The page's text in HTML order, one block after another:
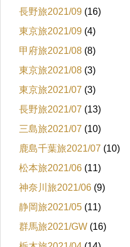
長野旅2021/09 (16)
東京旅2021/09 (4)
甲府旅2021/08 (8)
東京旅2021/08 (3)
東京旅2021/07 (3)
長野旅2021/07 (13)
三島旅2021/07 (10)
鹿島千葉旅2021/07 (10)
松本旅2021/06 (11)
神奈川旅2021/06 (9)
静岡旅2021/05 (11)
群馬旅2021/GW (16)